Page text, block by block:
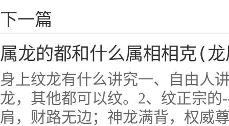
下一篇
属龙的都和什么属相相克(
身上纹龙有什么讲究一、自由人
龙，其他都可以纹。2、纹正宗
肩，财路无边；神龙满背，权威